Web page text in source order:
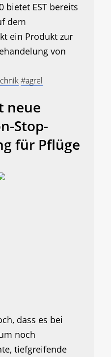
bietet EST bereits
dem
ein Produkt zur
von
#agrel
neue
Stop-
für Pflüge
dass es bei
noch
tiefgreifende